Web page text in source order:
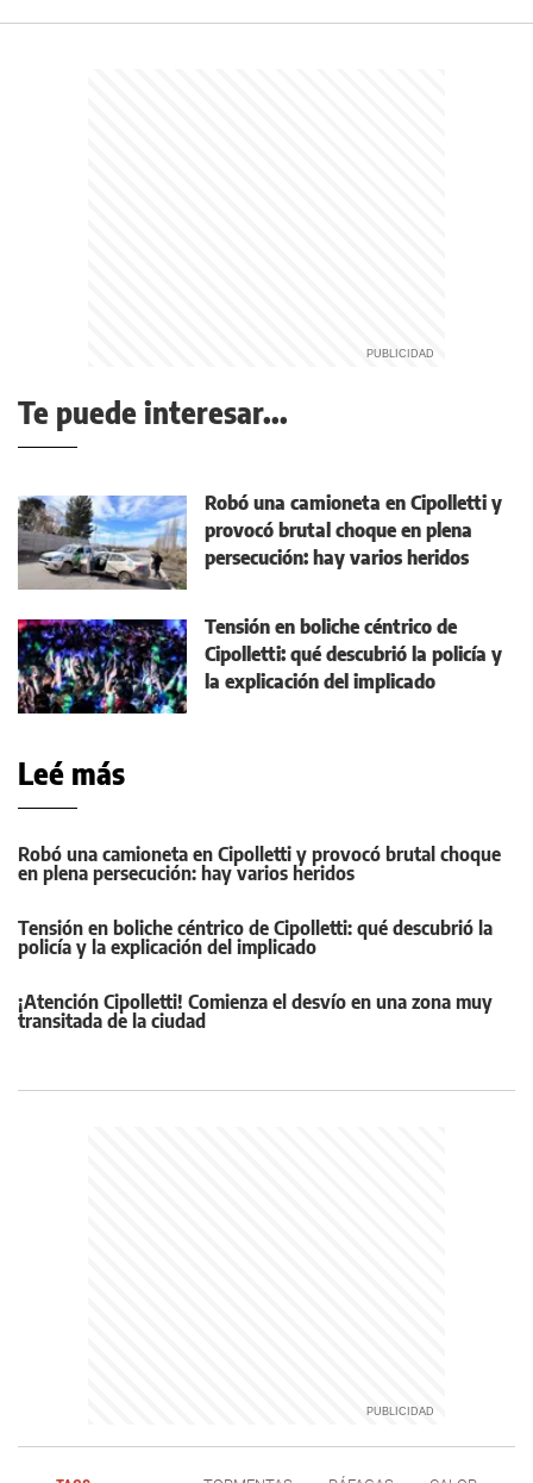
Te puede interesar...
Robó una camioneta en Cipolletti y
provocó brutal choque en plena
persecución: hay varios heridos
Tensión en boliche céntrico de
Cipolletti: qué descubrió la policía y
la explicación del implicado
Leé más
Robó una camioneta en Cipolletti y provocó brutal choque
en plena persecución: hay varios heridos
Tensión en boliche céntrico de Cipolletti: qué descubrió la
policía y la explicación del implicado
¡Atención Cipolletti! Comienza el desvío en una zona muy
transitada de la ciudad